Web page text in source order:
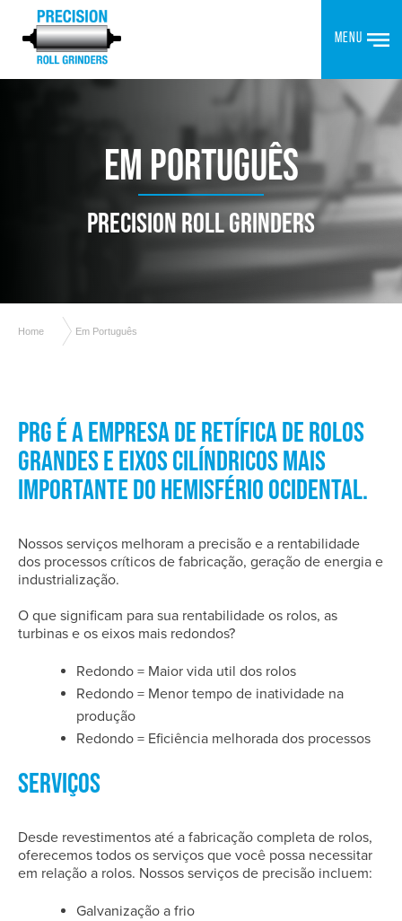
MENU
EM PORTUGUÊS
PRECISION ROLL GRINDERS
Home Em Português
PRG É A EMPRESA DE RETÍFICA DE ROLOS
GRANDES E EIXOS CILÍNDRICOS MAIS
IMPORTANTE DO HEMISFÉRIO OCIDENTAL.
Nossos serviços melhoram a precisão e a rentabilidade
dos processos críticos de fabricação, geração de energia e
industrialização.
O que significam para sua rentabilidade os rolos, as
turbinas e os eixos mais redondos?
Redondo = Maior vida util dos rolos
Redondo = Menor tempo de inatividade na
produção
Redondo = Eficiência melhorada dos processos
SERVIÇOS
Desde revestimentos até a fabricação completa de rolos,
oferecemos todos os serviços que você possa necessitar
em relação a rolos. Nossos serviços de precisão incluem:
Galvanização a frio